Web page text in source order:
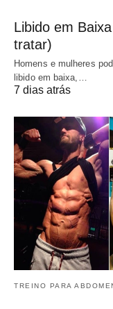
Libido em
tratar)
Homens e mulheres
libido em baixa,…
7 dias atrás
TREINO PARA